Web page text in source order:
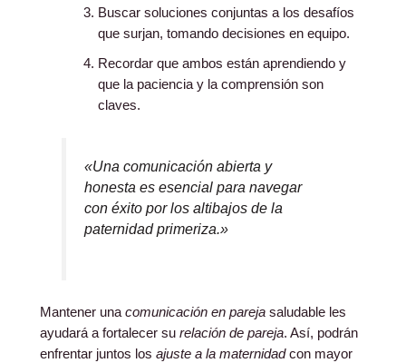
Buscar soluciones conjuntas a los desafíos
que surjan, tomando decisiones en equipo.
Recordar que ambos están aprendiendo y
que la paciencia y la comprensión son
claves.
«Una comunicación abierta y
honesta es esencial para navegar
con éxito por los altibajos de la
paternidad primeriza.»
Mantener unacomunicación en pareja saludable les
ayudará a fortalecer su relación de pareja. Así, podrán
enfrentar juntos los ajuste a la maternidadcon mayor